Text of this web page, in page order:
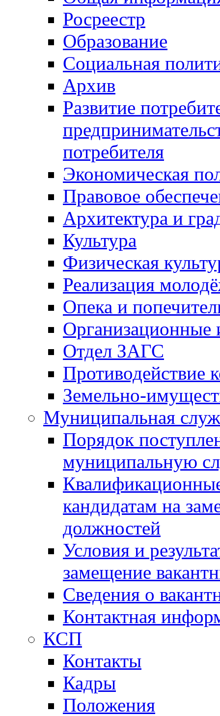
Росреестр
Образование
Социальная
Архив
Развитие
потребителя
Экономическая
Правовое
Архитектура и
Культура
Физическая
Реализация
Опека и
Отдел ЗАГС
Противодействие
Земельно-
Муниципальная
Порядок
муниципальную
кандидатам на
должностей
Условия и
замещение
Сведения о
Контактная
КСП
Контакты
Кадры
Положения